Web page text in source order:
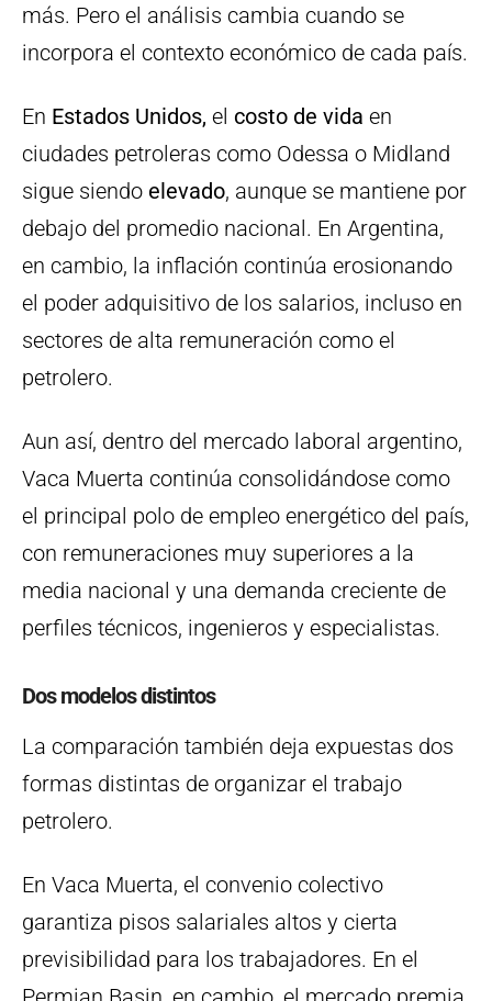
más. Pero el análisis cambia cuando se
incorpora el contexto económico de cada país.
En Estados Unidos, el costo de vida en
ciudades petroleras como Odessa o Midland
sigue siendo elevado, aunque se mantiene por
debajo del promedio nacional. En Argentina,
en cambio, la inflación continúa erosionando
el poder adquisitivo de los salarios, incluso en
sectores de alta remuneración como el
petrolero.
Aun así, dentro del mercado laboral argentino,
Vaca Muerta continúa consolidándose como
el principal polo de empleo energético del país,
con remuneraciones muy superiores a la
media nacional y una demanda creciente de
perfiles técnicos, ingenieros y especialistas.
Dos modelos distintos
La comparación también deja expuestas dos
formas distintas de organizar el trabajo
petrolero.
En Vaca Muerta, el convenio colectivo
garantiza pisos salariales altos y cierta
previsibilidad para los trabajadores. En el